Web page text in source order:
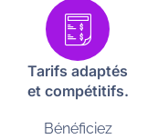
Tarifs adaptés
et compétitifs.
Bénéficiez